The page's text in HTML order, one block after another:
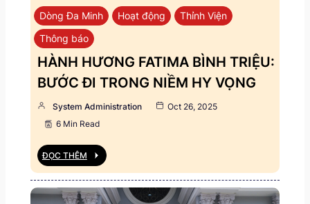
Dòng Đa Minh Hoạt động
Thỉnh Viện
Thông báo
HÀNH HƯƠNG FATIMA BÌNH TRIỆU:
BƯỚC ĐI TRONG NIỀM HY VỌNG
System Administration
Oct 26, 2025
6 Min Read
ĐỌC THÊM